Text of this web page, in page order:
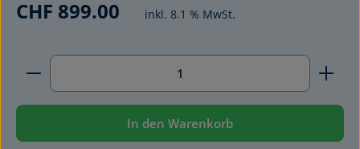
CHF 899.00 inkl. 8.1 % MwSt.
Produkt Anzahl: Gib den gewünschten Wert ein
In den Warenkorb